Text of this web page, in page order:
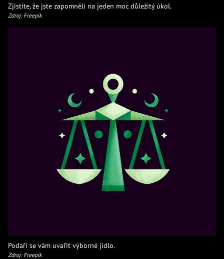
Zjistíte, že jste zapomněli na jeden moc důležitý úkol.
Zdroj: Freepik
Podaří se vám uvařit výborné jídlo.
Zdroj: Freepik